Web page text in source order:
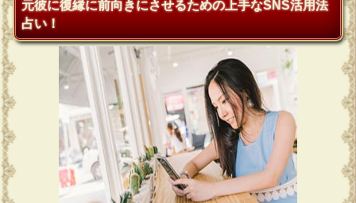
元彼に復縁に前向きにさせるための上手なSNS活用法
占い！